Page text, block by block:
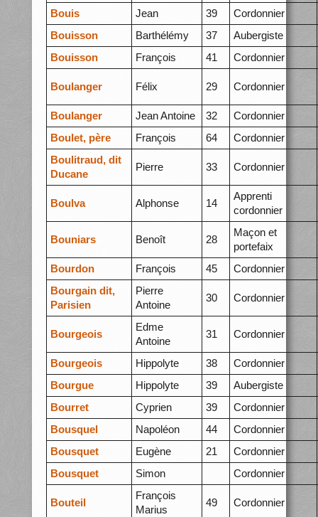
Bouis
Jean 39
Cordonnier
Bouisson
Barthélémy 37
Aubergiste
Bouisson
François 41 Cordonnier
Boulanger Félix 29 Cordonnier
Boulanger Jean Antoine 32
Cordonnier
Boulet, père
François 64
Cordonnier
Boulitraud, dit
Ducane
Pierre 33 Cordonnier
Boulva Alphonse 14
Apprenti
cordonnier
Bouniars Benoît 28
Maçon et
portefaix
Bourdon
François 45
Cordonnier
Bourgain dit,
Parisien
Pierre
Antoine
30 Cordonnier
Bourgeois
Edme
Antoine
31 Cordonnier
Bourgeois Hippolyte 38
Cordonnier
Bourgue
Hippolyte 39
Aubergiste
Bourret
Cyprien 39
Cordonnier
Bousquel
Napoléon 44
Cordonnier
Bousquet
Eugène 21
Cordonnier
Bousquet
Simon Cordonnier
Bouteil
François
Marius
49 Cordonnier